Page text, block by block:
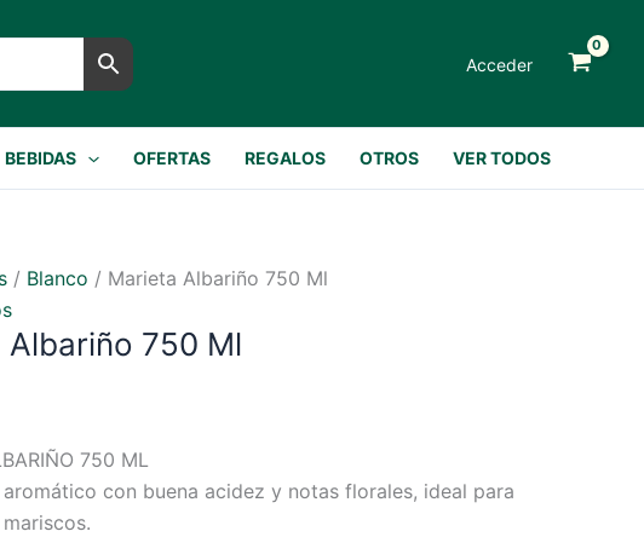
Acceder
BEBIDAS OFERTAS REGALOS OTROS VER TODOS
/ Blanco / Marieta Albariño 750 Ml
Albariño 750 Ml
750 ML
con buena acidez y notas florales, ideal para